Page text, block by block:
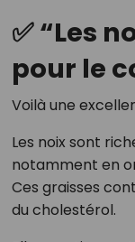
✅ “Les
pour le
Voilà une
Les noix sont
notamment en
Ces graisses
du cholestérol.